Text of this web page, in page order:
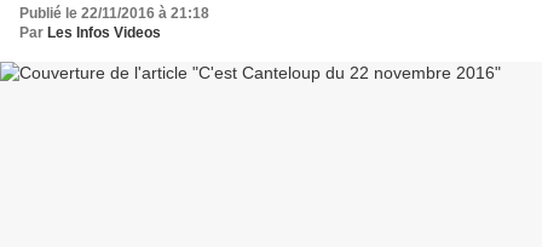
Publié le 22/11/2016 à 21:18
Par Les Infos Videos